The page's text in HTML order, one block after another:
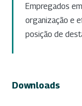
Empregados
organização e
posição de
Downloads